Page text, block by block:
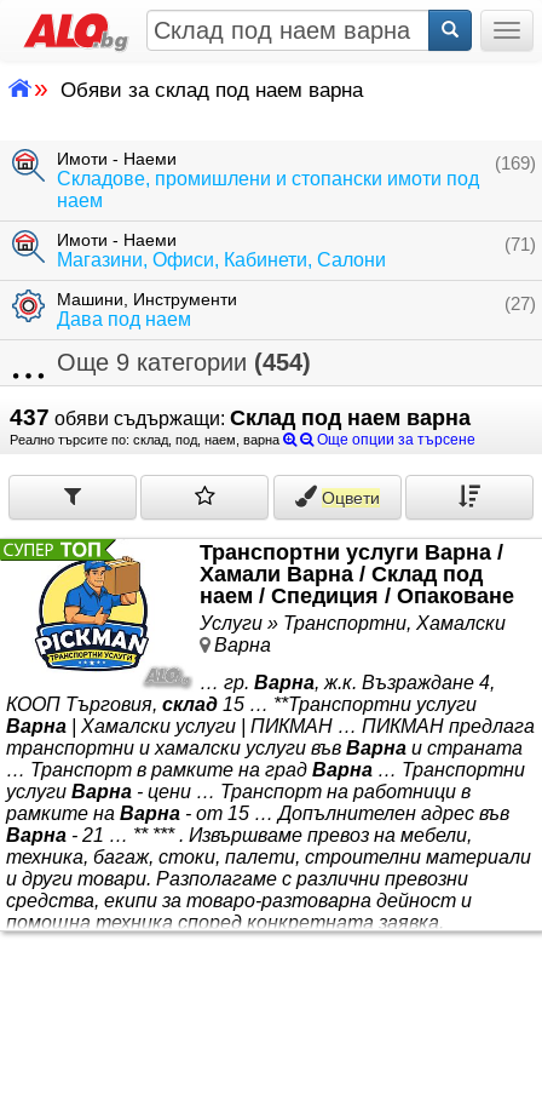
» Обяви за склад под наем варна
(169)
Имоти - Наеми
Складове, промишлени и стопански имоти под
наем
(71)
Имоти - Наеми
Магазини, Офиси, Кабинети, Салони
(27)
Машини, Инструменти
Дава под наем
Още 9 категории (454)
437 обяви съдържащи: Склад под наем варна
Реално търсите по: склад, под, наем, варна Още опции за търсене
Оцвети
Транспортни услуги Варна /
Хамали Варна / Склад под
наем / Спедиция / Опаковане
Услуги » Транспортни, Хамалски
Варна
… гр. Варна, ж.к. Възраждане 4,
КООП Търговия, склад 15 … **Транспортни услуги
Варна | Хамалски услуги | ПИКМАН … ПИКМАН предлага
транспортни и хамалски услуги във Варна и страната
… Транспорт в рамките на град Варна … Транспортни
услуги Варна - цени … Транспорт на работници в
рамките на Варна - от 15 … Допълнителен адрес във
Варна - 21 … ** *** . Извършваме превоз на мебели,
техника, багаж, стоки, палети, строителни материали
и други товари. Разполагаме с различни превозни
средства, екипи за товаро-разтоварна дейност и
помощна техника според конкретната заявка.